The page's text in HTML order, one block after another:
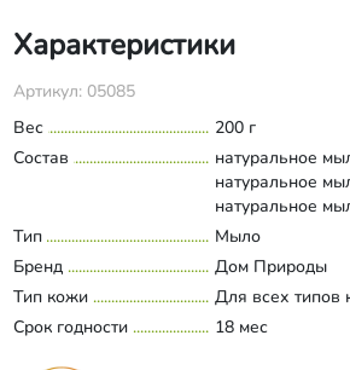
Характеристики
Артикул: 05085
Вес
200 г
Состав
натуральное
натуральное
натуральное
ванилью",Развернуть
Тип
Мыло
Бренд
Дом Природы
Тип кожи
Для всех типов
Срок годности
18 мес